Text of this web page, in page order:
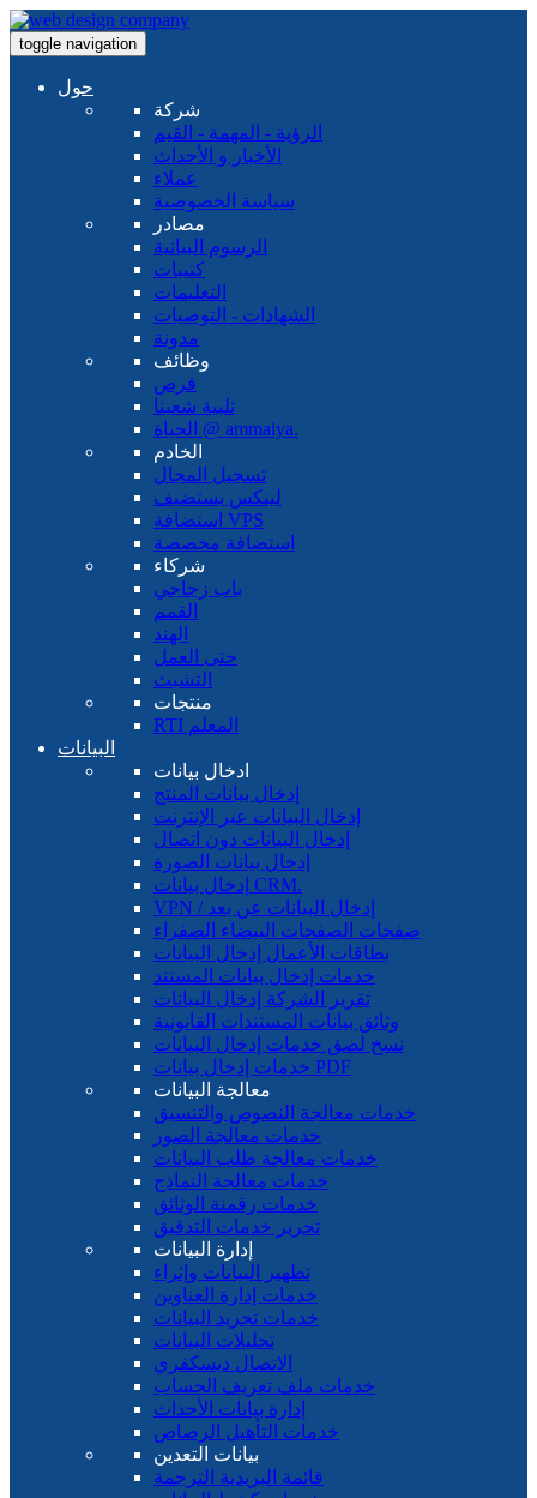
toggle navigation
حول
شركة
الرؤية - المهمة - القيم
الأخبار و الأحداث
عملاء
سياسة الخصوصية
مصادر
الرسوم البيانية
كتيبات
التعليمات
الشهادات - التوصيات
مدونة
وظائف
فرص
تلبية شعبنا
الحياة @ ammaiya.
الخادم
تسجيل المجال
لينكس يستضيف
استضافة VPS
استضافة مخصصة
شركاء
باب زجاجي
القمم
الهند
حتى العمل
التشبث
منتجات
RTI المعلم
البيانات
ادخال بيانات
إدخال بيانات المنتج
إدخال البيانات عبر الإنترنت
إدخال البيانات دون اتصال
إدخال بيانات الصورة
إدخال بيانات CRM.
VPN / إدخال البيانات عن بعد
صفحات الصفحات البيضاء الصفراء
بطاقات الأعمال إدخال البيانات
خدمات إدخال بيانات المستند
تقرير الشركة إدخال البيانات
وثائق بيانات المستندات القانونية
نسخ لصق خدمات إدخال البيانات
خدمات إدخال بيانات PDF
معالجة البيانات
خدمات معالجة النصوص والتنسيق
خدمات معالجة الصور
خدمات معالجة طلب البيانات
خدمات معالجة النماذج
خدمات رقمنة الوثائق
تحرير خدمات التدقيق
إدارة البيانات
تطهير البيانات وإثراء
خدمات إدارة العناوين
خدمات تجريد البيانات
تحليلات البيانات
الاتصال ديسكفري
خدمات ملف تعريف الحساب
إدارة بيانات الأحداث
خدمات التأهيل الرصاص
بيانات التعدين
قائمة البريدية الترجمة